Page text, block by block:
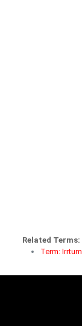
Related Terms:
Term: Irrtum